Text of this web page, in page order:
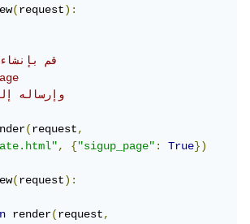
(request):
#قم
#وإرساله
(request,
, {"sigup_page": True})
(request):
render(request,